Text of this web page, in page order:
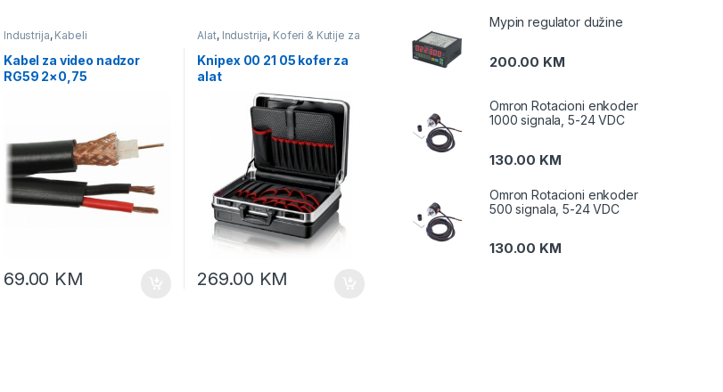
Industrija, Kabeli
Kabel za video nadzor
RG59 2×0,75
69.00 KM
Alat, Industrija, Koferi & Kutije za
alat i opremu
Knipex 00 21 05 kofer za
alat
269.00 KM
Mypin regulator dužine
200.00 KM
Omron Rotacioni enkoder
1000 signala, 5-24 VDC
130.00 KM
Omron Rotacioni enkoder
500 signala, 5-24 VDC
130.00 KM